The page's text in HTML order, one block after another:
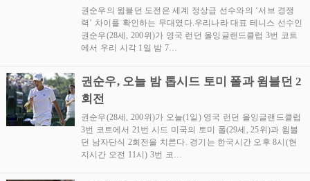
권순우의 윔블던 도전은 세계 정상급 선수와의 ‘서브 경쟁
력’ 차이를 확인하는 무대였다.우리나라 대표 테니스 선수인
권순우(28세, 200위)가 영국 런던 올잉글랜드클럽 3번 코트
에서 우리 시각 1일 밤 7…
권순우, 오늘 밤 톱시드 토미 폴과 윔블던 2
회전
권순우(28세, 200위)가 오늘(1일) 영국 런던 올잉글랜드클럽
3번 코트에서 21번 시드 미국의 토미 폴(29세, 25위)과 윔블
던 남자단식 2회전을 치른다. 경기는 한국시간 오후 8시(현
지시간 오전 11시) 3번 코…